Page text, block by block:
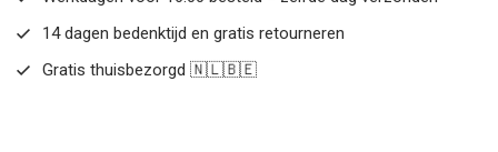
14 dagen bedenktijd en gratis retourneren
Gratis thuisbezorgd 🇳🇱🇧🇪